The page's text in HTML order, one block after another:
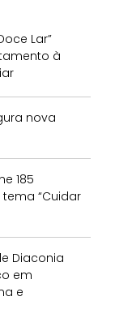
Lar”
à
nova
185
“Cuidar
Diaconia
em
e